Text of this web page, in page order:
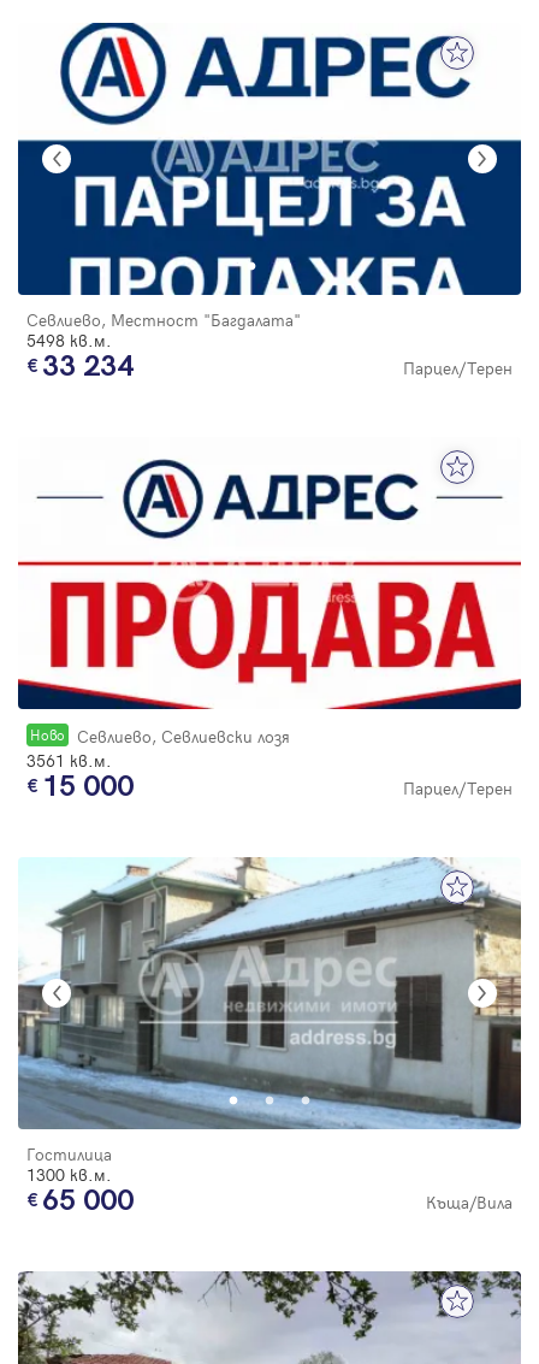
Севлиево, Местност "Багдалата"
5498 кв.м.
33 234 Парцел/Терен
Новo
Севлиево, Севлиевски лозя
3561 кв.м.
15 000 Парцел/Терен
Гостилица
1300 кв.м.
65 000 Къща/Вила